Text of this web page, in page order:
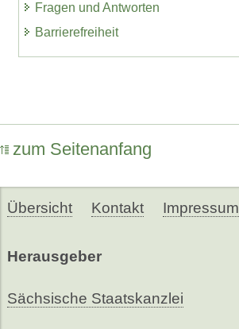
Fragen und Antworten
Barrierefreiheit
zum Seitenanfang
Übersicht Kontakt Impressum
Herausgeber
Sächsische Staatskanzlei